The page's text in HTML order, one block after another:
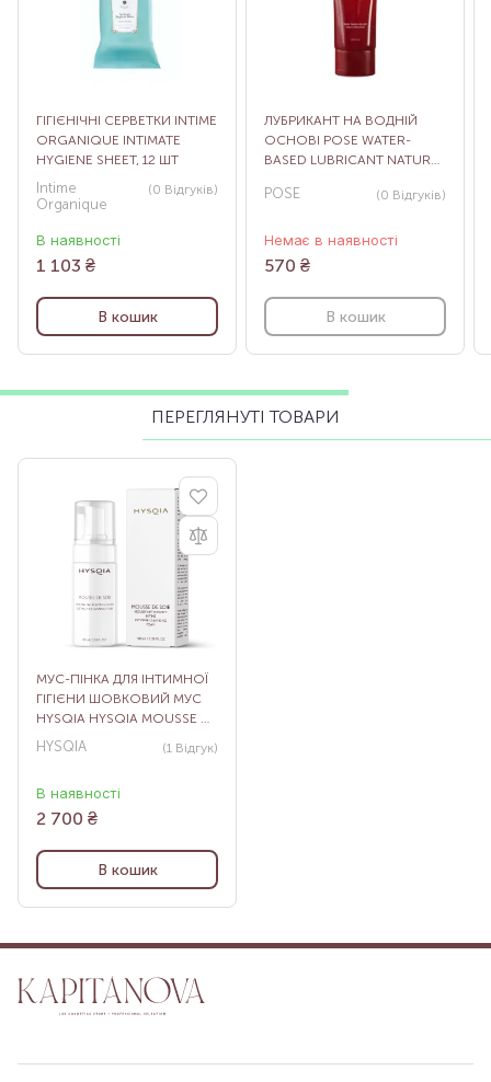
ГІГІЄНІЧНІ СЕРВЕТКИ INTIME
ORGANIQUE INTIMATE
HYGIENE SHEET, 12 ШТ
Intime
Organique
(0 Відгуків)
В наявності
1 103 ₴
В кошик
ЛУБРИКАНТ НА ВОДНІЙ
ОСНОВІ POSE WATER-
BASED LUBRICANT NATURAL
POSE (0 Відгуків)
Немає в наявності
570 ₴
В кошик
ПЕРЕГЛЯНУТІ ТОВАРИ
МУС-ПІНКА ДЛЯ ІНТИМНОЇ
ГІГІЄНИ ШОВКОВИЙ МУС
HYSQIA HYSQIA MOUSSE DE
SOIE, 100 МЛ
HYSQIA (1 Відгук)
В наявності
2 700 ₴
В кошик